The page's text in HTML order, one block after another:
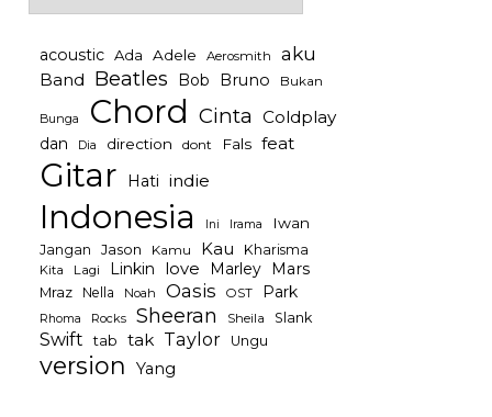
acoustic Ada Adele Aerosmith aku
Band Beatles Bob Bruno Bukan
Bunga Chord Cinta Coldplay
dan Dia direction dont Fals feat
Gitar Hati indie
Indonesia Ini Irama Iwan
Jangan Jason Kamu Kau Kharisma
Kita Lagi Linkin love Marley Mars
Mraz Nella Noah Oasis OST Park
Rhoma Rocks Sheeran Sheila Slank
Swift tab tak Taylor Ungu
version Yang